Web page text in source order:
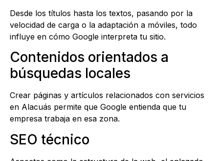
Desde los títulos hasta los textos, pasando por la
velocidad de carga o la adaptación a móviles, todo
influye en cómo Google interpreta tu sitio.
Contenidos orientados a
búsquedas locales
Crear páginas y artículos relacionados con servicios
en Alacuás permite que Google entienda que tu
empresa trabaja en esa zona.
SEO técnico